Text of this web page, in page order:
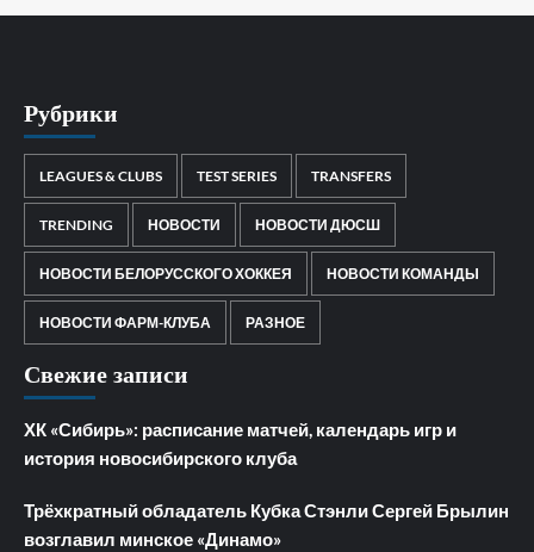
Рубрики
LEAGUES & CLUBS TEST SERIES TRANSFERS
TRENDING НОВОСТИ НОВОСТИ ДЮСШ
НОВОСТИ БЕЛОРУССКОГО ХОККЕЯ НОВОСТИ КОМАНДЫ
НОВОСТИ ФАРМ-КЛУБА РАЗНОЕ
Свежие записи
ХК «Сибирь»: расписание матчей, календарь игр и
история новосибирского клуба
Трёхкратный обладатель Кубка Стэнли Сергей Брылин
возглавил минское «Динамо»